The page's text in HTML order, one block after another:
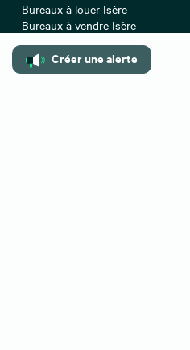
Créer une alerte
Bureaux à louer Isère
Bureaux à vendre Isère
Entrepôts/Locaux d'activités à
Locaux commerciaux à louer Isère
Locaux commerciaux à vendre